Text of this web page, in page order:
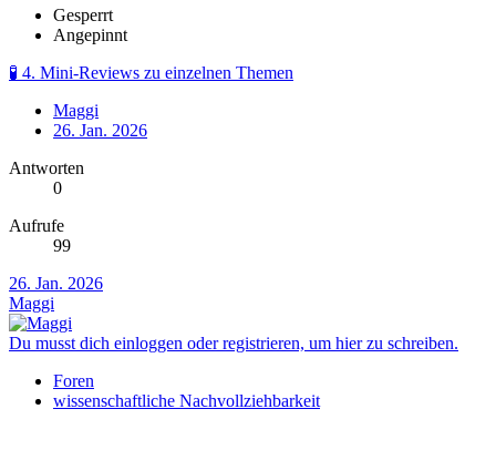
Gesperrt
Angepinnt
🧪 4. Mini-Reviews zu einzelnen Themen
Maggi
26. Jan. 2026
Antworten
0
Aufrufe
99
26. Jan. 2026
Maggi
Du musst dich einloggen oder registrieren, um hier zu schreiben.
Foren
wissenschaftliche Nachvollziehbarkeit